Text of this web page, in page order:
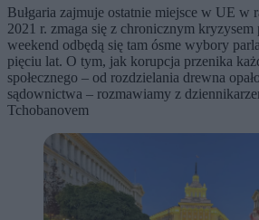
Bułgaria zajmuje ostatnie miejsce w UE w
2021 r. zmaga się z chronicznym
weekend odbędą się tam ósme wybory
pięciu lat. O tym, jak korupcja przenika
społecznego – od rozdzielania drewna
sądownictwa – rozmawiamy z
Tchobanovem